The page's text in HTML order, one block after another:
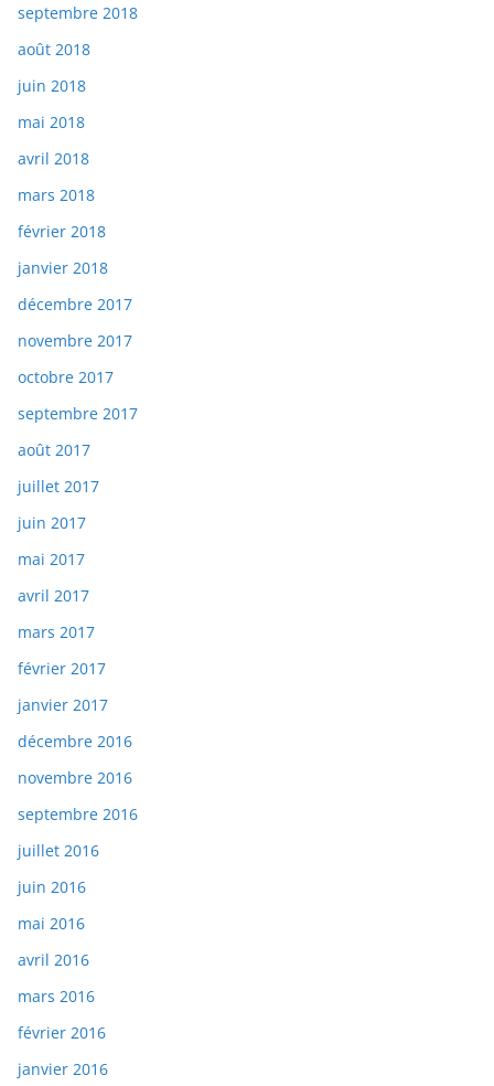
septembre 2018
août 2018
juin 2018
mai 2018
avril 2018
mars 2018
février 2018
janvier 2018
décembre 2017
novembre 2017
octobre 2017
septembre 2017
août 2017
juillet 2017
juin 2017
mai 2017
avril 2017
mars 2017
février 2017
janvier 2017
décembre 2016
novembre 2016
septembre 2016
juillet 2016
juin 2016
mai 2016
avril 2016
mars 2016
février 2016
janvier 2016